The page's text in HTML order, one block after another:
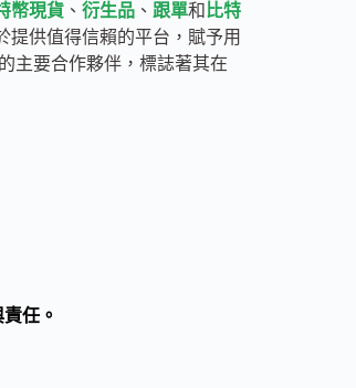
幣現貨 、 衍生品 、 跟單和比特
提供值得信賴的平台，賦予用
主要合作夥伴，標誌著其在
任。